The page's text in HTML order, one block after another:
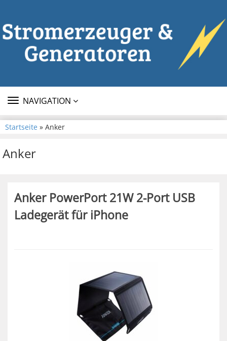
TOGGLE
NAVIGATION
Startseite » Anker
Anker
Anker PowerPort 21W 2-Port USB
Ladegerät für iPhone